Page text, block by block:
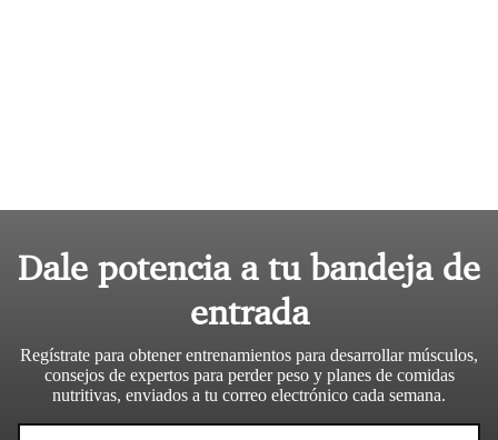
Dale potencia a tu bandeja de
entrada
Regístrate para obtener entrenamientos para desarrollar músculos,
consejos de expertos para perder peso y planes de comidas
nutritivas, enviados a tu correo electrónico cada semana.